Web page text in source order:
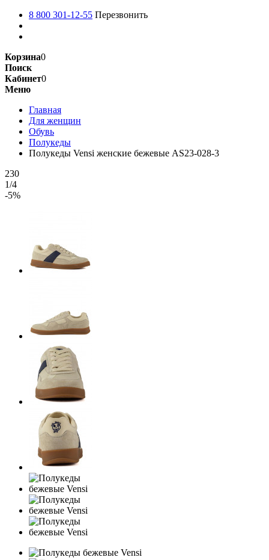
8 800 301-12-55 Перезвонить
Корзина0
Поиск
Кабинет0
Меню
Главная
Для женщин
Обувь
Полукеды
Полукеды Vensi женские бежевые AS23-028-3
230
1/4
-5%